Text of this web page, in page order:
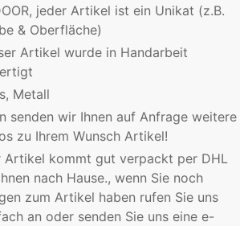
jeder Artikel ist ein Unikat (z.B.
& Oberfläche)
Artikel wurde in Handarbeit
Metall
senden wir Ihnen auf Anfrage weitere
zu Ihrem Wunsch Artikel!
Artikel kommt gut verpackt per DHL
nach Hause., wenn Sie noch
zum Artikel haben rufen Sie uns
an oder senden Sie uns eine e-